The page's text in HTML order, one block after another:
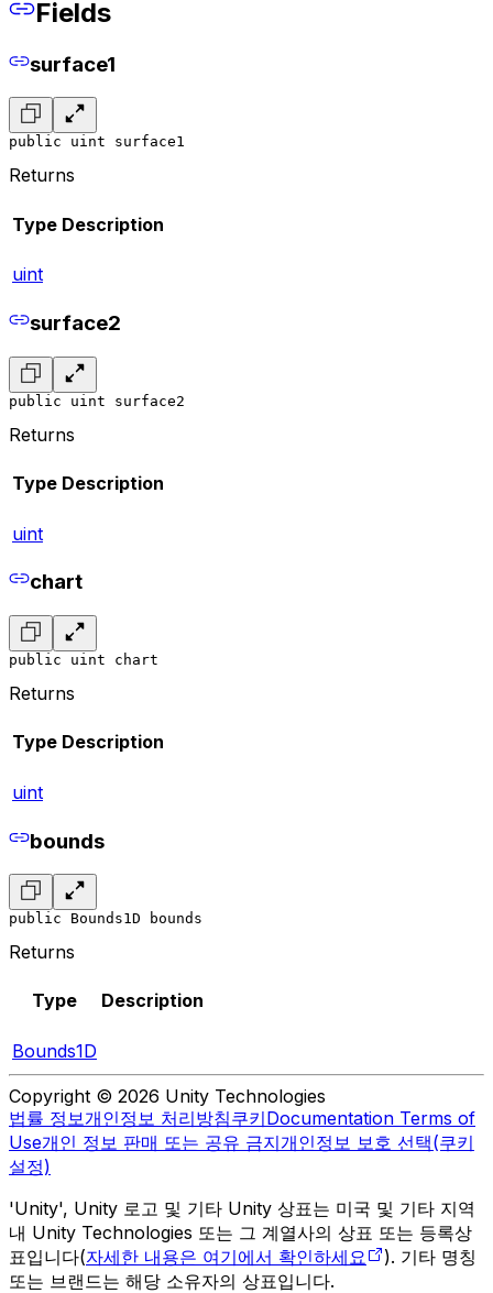
Fields
surface1
public uint surface1
Returns
Type Description
uint
surface2
public uint surface2
Returns
Type Description
uint
chart
public uint chart
Returns
Type Description
uint
bounds
public Bounds1D bounds
Returns
Type Description
Bounds1D
Copyright © 2026 Unity Technologies
법률 정보개인정보 처리방침쿠키Documentation Terms of
Use개인 정보 판매 또는 공유 금지개인정보 보호 선택(쿠키
설정)
'Unity', Unity 로고 및 기타 Unity 상표는 미국 및 기타 지역
내 Unity Technologies 또는 그 계열사의 상표 또는 등록상
표입니다(자세한 내용은 여기에서 확인하세요
). 기타 명칭
또는 브랜드는 해당 소유자의 상표입니다.